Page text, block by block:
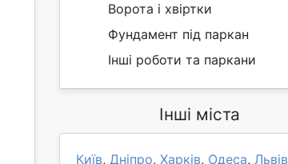
Ворота і хвіртки
Фундамент під паркан
Інші роботи та паркани
Інші міста
Київ, Дніпро, Харків, Одеса, Львів